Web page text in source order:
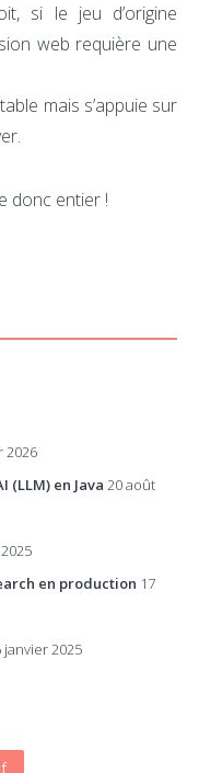
si le jeu d’origine
web requière une
mais s’appuie sur
donc entier !
2026
en Java 20 août
en production 17
janvier 2025